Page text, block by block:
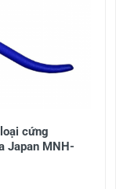
cứng
Japan MNH-